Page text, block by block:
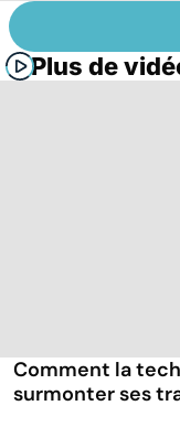
Plus de
Comment la
surmonter ses